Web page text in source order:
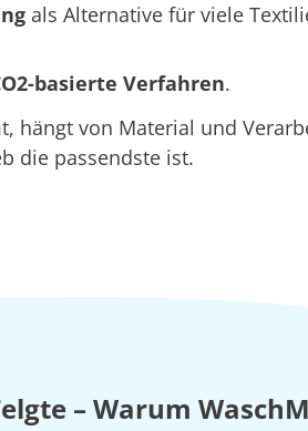
als Alternative für viele
basierte Verfahren.
hängt von Material und
die passendste ist.
– Warum